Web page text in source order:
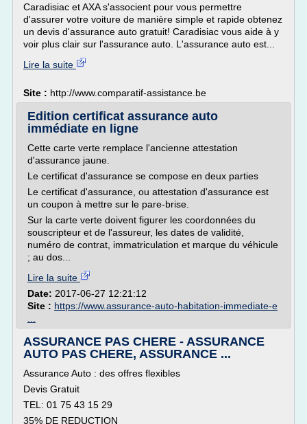
Caradisiac et AXA s'associent pour vous permettre
d'assurer votre voiture de manière simple et rapide obtenez
un devis d'assurance auto gratuit! Caradisiac vous aide à y
voir plus clair sur l'assurance auto. L'assurance auto est...
Lire la suite
Site : http://www.comparatif-assistance.be
Edition certificat assurance auto
immédiate en ligne
Cette carte verte remplace l'ancienne attestation
d'assurance jaune.
Le certificat d'assurance se compose en deux parties
Le certificat d'assurance, ou attestation d'assurance est
un coupon à mettre sur le pare-brise.
Sur la carte verte doivent figurer les coordonnées du
souscripteur et de l'assureur, les dates de validité,
numéro de contrat, immatriculation et marque du véhicule
; au dos...
Lire la suite
Date: 2017-06-27 12:21:12
Site : https://www.assurance-auto-habitation-immediate-e
ASSURANCE PAS CHERE - ASSURANCE
AUTO PAS CHERE, ASSURANCE ...
Assurance Auto : des offres flexibles
Devis Gratuit
TEL: 01 75 43 15 29
35% DE REDUCTION